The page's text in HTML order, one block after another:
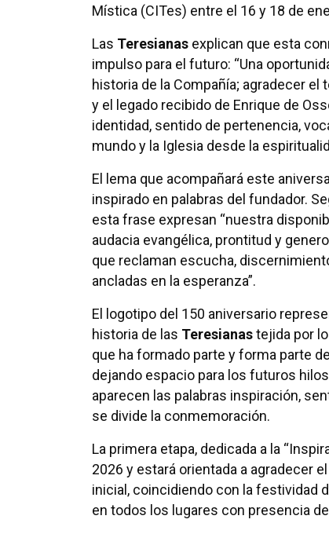
Mística (CITes) entre el 16 y 18 de
Las Teresianas explican que esta
impulso para el futuro: “Una
historia de la Compañía; agradecer
y el legado recibido de Enrique de
identidad, sentido de pertenencia,
mundo y la Iglesia desde la
El lema que acompañará este
inspirado en palabras del fundador.
esta frase expresan “nuestra
audacia evangélica, prontitud y
que reclaman escucha,
ancladas en la esperanza”.
El logotipo del 150 aniversario
historia de las Teresianastejida por
que ha formado parte y forma parte
dejando espacio para los futuros
aparecen las palabras inspiración,
se divide la conmemoración.
La primera etapa, dedicada a la
2026 y estará orientada a agradecer
inicial, coincidiendo con la festividad
en todos los lugares con presencia